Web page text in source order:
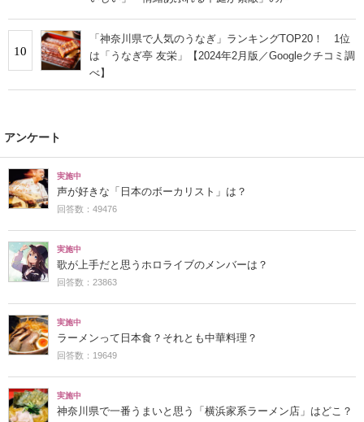
10
「神奈川県で人気のうなぎ」ランキングTOP20！ 1位
は「うなぎ亭 友栄」【2024年2月版／Googleクチコミ調
べ】
アンケート
実施中
声が好きな「日本のボーカリスト」は？
回答数：49476
実施中
歌が上手だと思うホロライブのメンバーは？
回答数：23863
実施中
ラーメンって日本食？それとも中華料理？
回答数：19649
実施中
神奈川県で一番うまいと思う「横浜家系ラーメン店」はどこ？